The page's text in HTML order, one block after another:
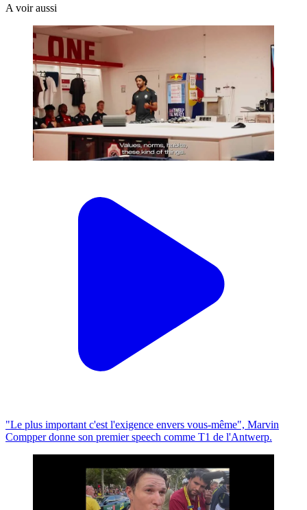
A voir aussi
"Le plus important c'est l'exigence envers vous-même", Marvin
Compper donne son premier speech comme T1 de l'Antwerp.